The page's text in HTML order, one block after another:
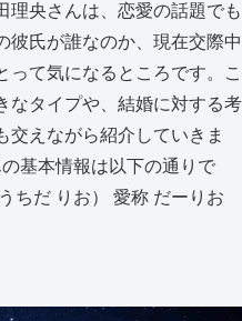
理央さんは、恋愛の話題でも
彼氏が誰なのか、現在交際中
って気になるところです。こ
なタイプや、結婚に対する考
交えながら紹介していきま
基本情報は以下の通りで
ちだ りお） 愛称 だーりお